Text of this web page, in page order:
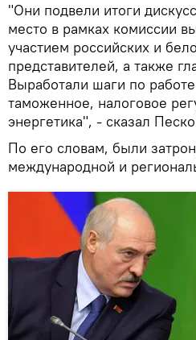
"Они подвели итоги
место в рамках комиссии
участием российских и
представителей, а также
Выработали шаги по
таможенное, налоговое
энергетика", - сказал
По его словам, были
международной и